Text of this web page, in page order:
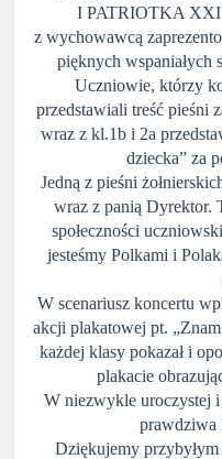
I PATRIOTKA XXI
z wychowawcą
pięknych wspaniałych
Uczniowie, którzy
przedstawiali treść pieśni
wraz z kl.1b i 2a
dziecka” za
Jedną z pieśni
wraz z panią Dyrektor.
społeczności
jesteśmy Polkami i
W scenariusz koncertu
akcji plakatowej pt.
każdej klasy pokazał i
plakacie
W niezwykle uroczystej i
prawdziwa
Dziękujemy